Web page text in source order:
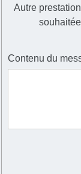
Autre prestation
souhaitée
Contenu du